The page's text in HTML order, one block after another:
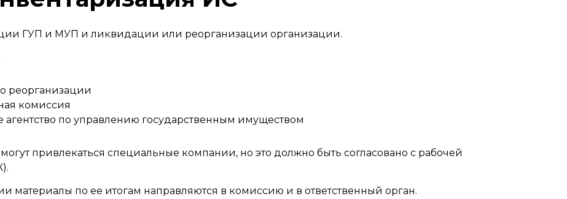
ГУП и МУП и ликвидации или реорганизации организации.
реорганизации
комиссия
по управлению государственным имуществом
привлекаться специальные компании, но это должно быть согласовано с рабочей
материалы по ее итогам направляются в комиссию и в ответственный орган.